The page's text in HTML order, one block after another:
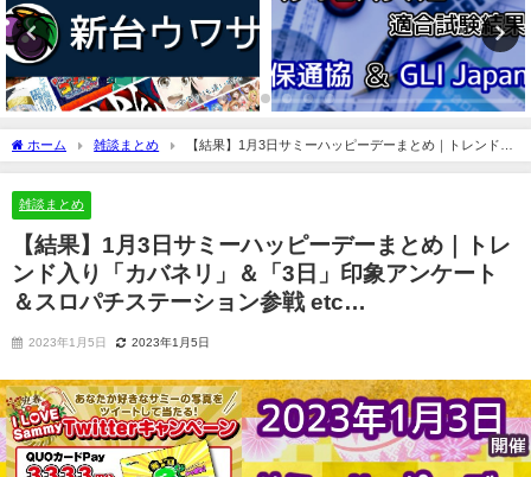
ホーム 雑談まとめ
【結果】1月3日サミーハッピーデーまとめ｜トレンド入
り「カバネリ」＆「3日」印象アンケート＆スロパチステーション参戦 etc…
雑談まとめ
【結果】1月3日サミーハッピーデーまとめ｜トレ
ンド入り「カバネリ」＆「3日」印象アンケート
＆スロパチステーション参戦 etc…
2023年1月5日 2023年1月5日